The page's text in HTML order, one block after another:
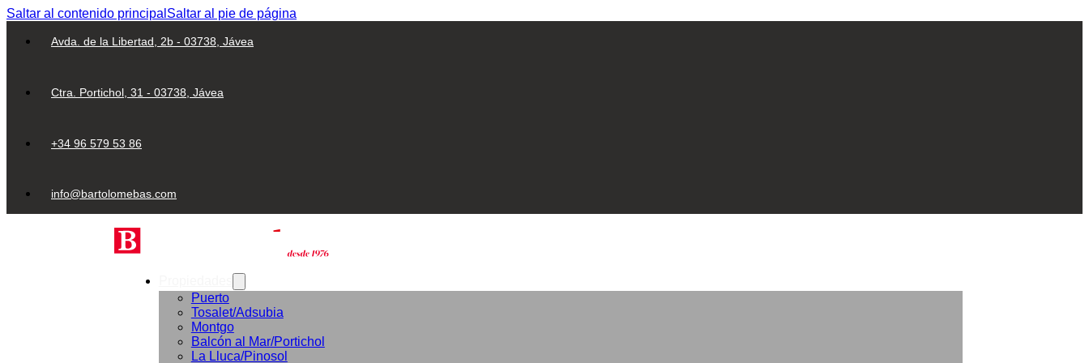
Saltar al contenido principal Saltar al pie de página
Avda. de la Libertad, 2b - 03738, Jávea
Ctra. Portichol, 31 - 03738, Jávea
+34 96 579 53 86
info@bartolomebas.com
Puerto
Tosalet/Adsubia
Montgo
Balcón al Mar/Portichol
La Lluca/Pinosol